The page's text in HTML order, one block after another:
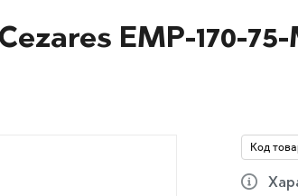
EMP-170-75-
Код